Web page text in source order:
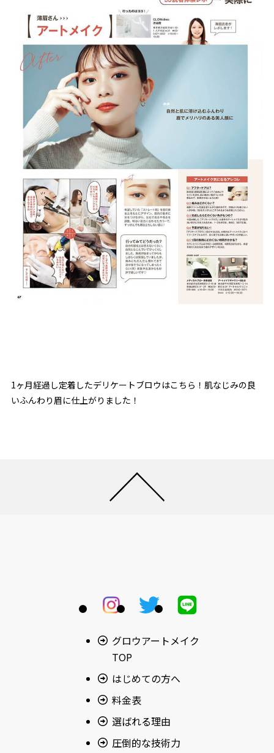
1ヶ月経過し定着したデリケートブロウはこちら！肌なじみの良
いふんわり眉に仕上がりました！
グロウアートメイク
TOP
はじめての方へ
料金表
選ばれる理由
圧倒的な技術力